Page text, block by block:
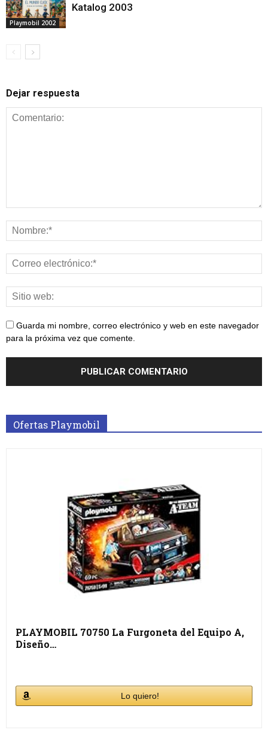
Playmobil 2002
Katalog 2003
Dejar respuesta
Guarda mi nombre, correo electrónico y web en este navegador
para la próxima vez que comente.
Ofertas Playmobil
PLAYMOBIL 70750 La Furgoneta del Equipo A,
Diseño…
Lo quiero!